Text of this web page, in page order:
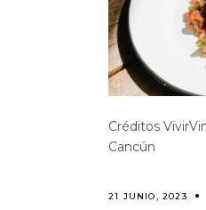
Créditos
Cancún
21 JUNIO, 2023